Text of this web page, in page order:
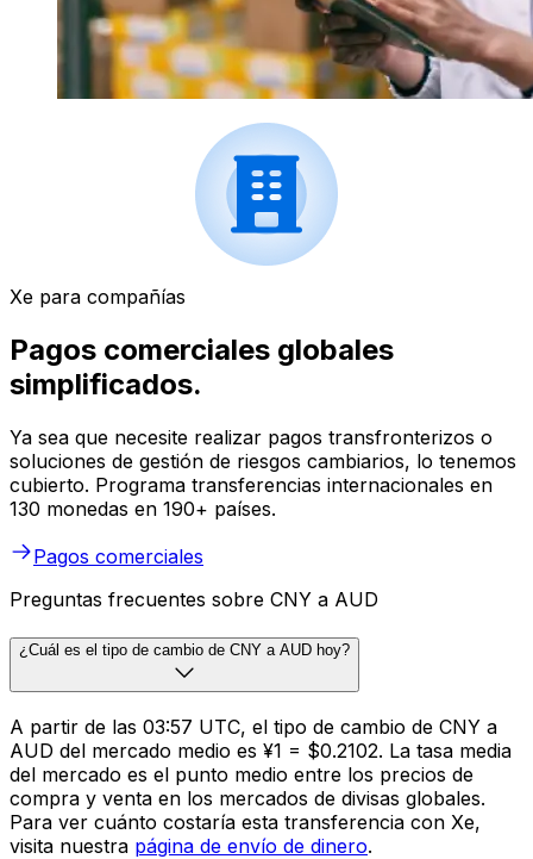
Xe para compañías
Pagos comerciales globales
simplificados.
Ya sea que necesite realizar pagos transfronterizos o
soluciones de gestión de riesgos cambiarios, lo tenemos
cubierto. Programa transferencias internacionales en
130 monedas en 190+ países.
Pagos comerciales
Preguntas frecuentes sobre CNY a AUD
¿Cuál es el tipo de cambio de CNY a AUD hoy?
A partir de las 03:57 UTC, el tipo de cambio de CNY a
AUD del mercado medio es ¥1 = $0.2102. La tasa media
del mercado es el punto medio entre los precios de
compra y venta en los mercados de divisas globales.
Para ver cuánto costaría esta transferencia con Xe,
visita nuestra página de envío de dinero.